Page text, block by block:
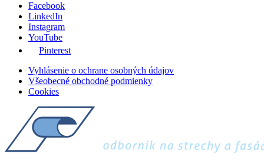
Facebook
LinkedIn
Instagram
YouTube
Pinterest
Vyhlásenie o ochrane osobných údajov
Všeobecné obchodné podmienky
Cookies